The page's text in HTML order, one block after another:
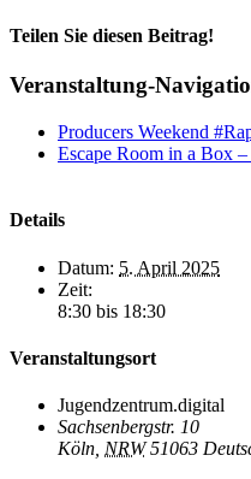
Teilen Sie diesen Beitrag!
Facebook
X
Reddit
LinkedIn
WhatsApp
Telegram
Tumblr
Pinterest
Vk
Xing
E-
Veranstaltung-
Producers Weekend
Escape Room in a Box
Details
Datum: 5. April 2025
Zeit:
8:30 bis 18:30
Veranstaltungsort
Jugendzentrum.digital
Sachsenbergstr. 10
Köln NRW 51063